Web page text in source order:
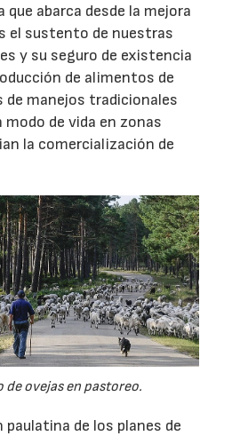
que abarca desde la mejora
el sustento de nuestras
y su seguro de existencia
de alimentos de
de manejos tradicionales
modo de vida en zonas
la comercialización de
de ovejas en pastoreo.
paulatina de los planes de